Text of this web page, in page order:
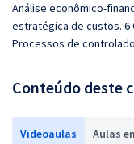
Análise econômico-
estratégica de custos. 6
Processos de
Conteúdo deste
Videoaulas Aulas